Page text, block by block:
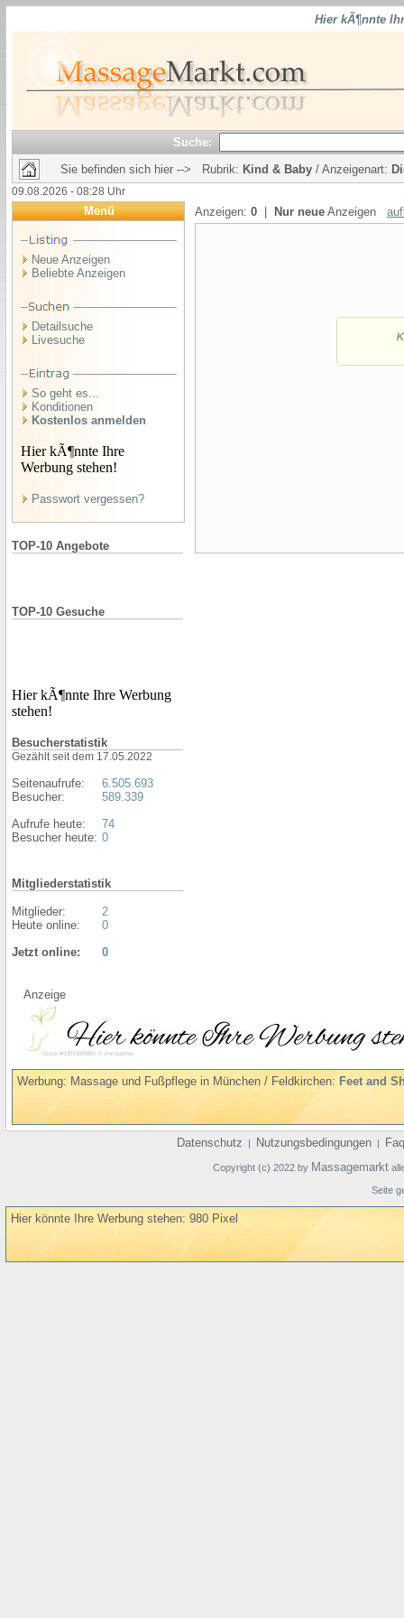
Hier kÃ¶nnte
Suche:
Sie befinden sich hier --> Rubrik: Kind & Baby / Anzeigenart:
09.08.2026 - 08:28 Uhr
Menü
Neue Anzeigen
Beliebte Anzeigen
Detailsuche
Livesuche
So geht es...
Konditionen
Kostenlos anmelden
Hier kÃ¶nnte Ihre
Werbung stehen!
Passwort vergessen?
TOP-10 Angebote
TOP-10 Gesuche
Hier kÃ¶nnte Ihre Werbung
stehen!
Besucherstatistik
Gezählt seit dem 17.05.2022
Seitenaufrufe:
Besucher:
Aufrufe heute:
Besucher heute:
6.505.693
589.339
74
0
Mitgliederstatistik
Mitglieder:
Heute online:
2
0
Jetzt online:
0
Anzeigen: 0 Nur neue Anzeigen
Anzeige
Werbung: Massage und Fußpflege in München / Feldkirchen: Feet and
Datenschutz | Nutzungsbedingungen | Faq
Copyright (c) 2022 by Massagemarkt
Seite
Hier könnte Ihre Werbung stehen: 980 Pixel